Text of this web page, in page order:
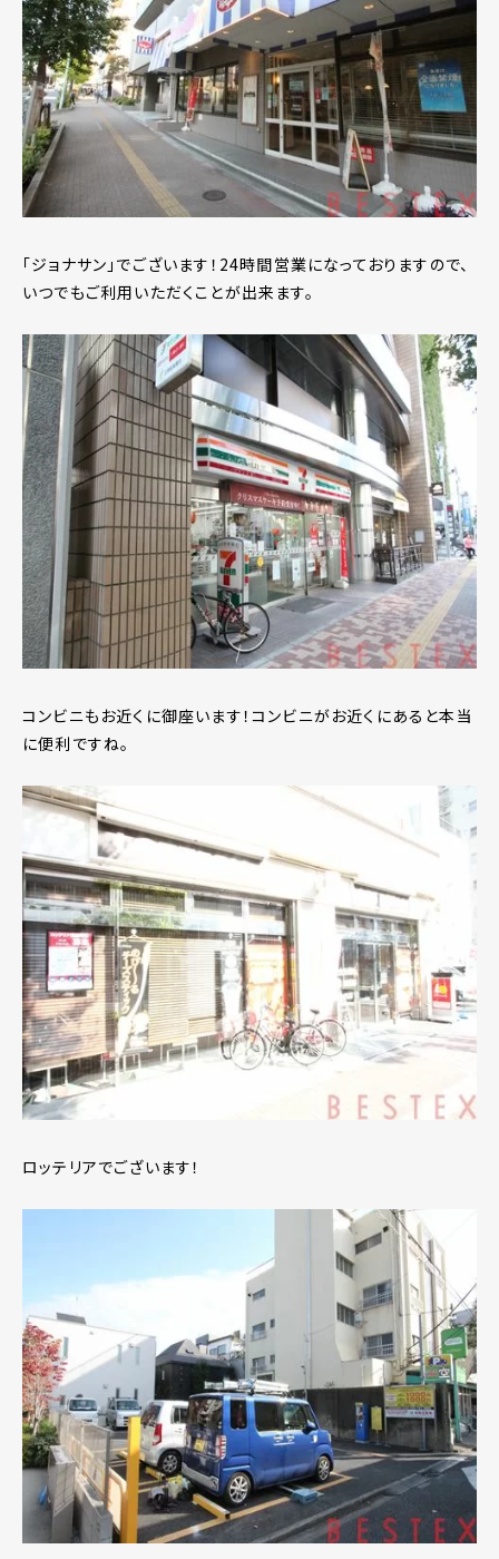
「ジョナサン」でございます！24時間営業になっておりますので、
いつでもご利用いただくことが出来ます。
コンビニもお近くに御座います！コンビニがお近くにあると本当
に便利ですね。
ロッテリアでございます！